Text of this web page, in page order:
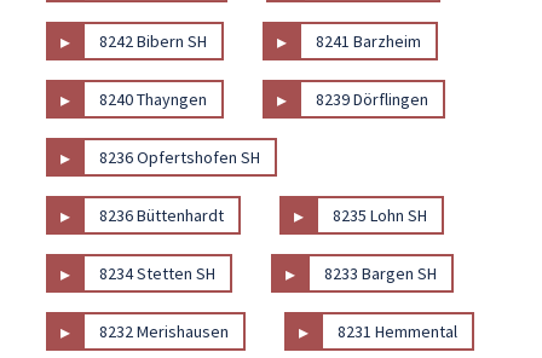
▸ 8242 Bibern SH ▸ 8241 Barzheim
▸ 8240 Thayngen ▸ 8239 Dörflingen
▸ 8236 Opfertshofen SH
▸ 8236 Büttenhardt ▸ 8235 Lohn SH
▸ 8234 Stetten SH ▸ 8233 Bargen SH
▸ 8232 Merishausen ▸ 8231 Hemmental